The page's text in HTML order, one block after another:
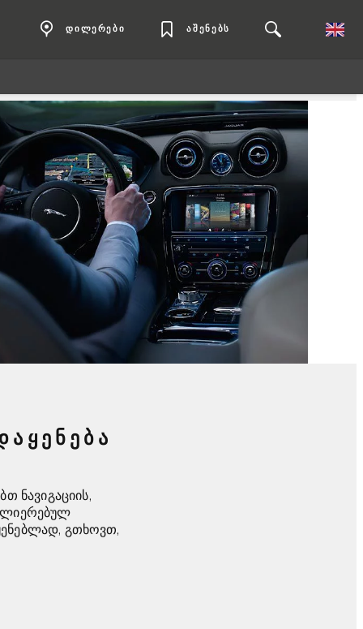
დილერები აშენებს
ნავიგაციის,
გთხოვთ,